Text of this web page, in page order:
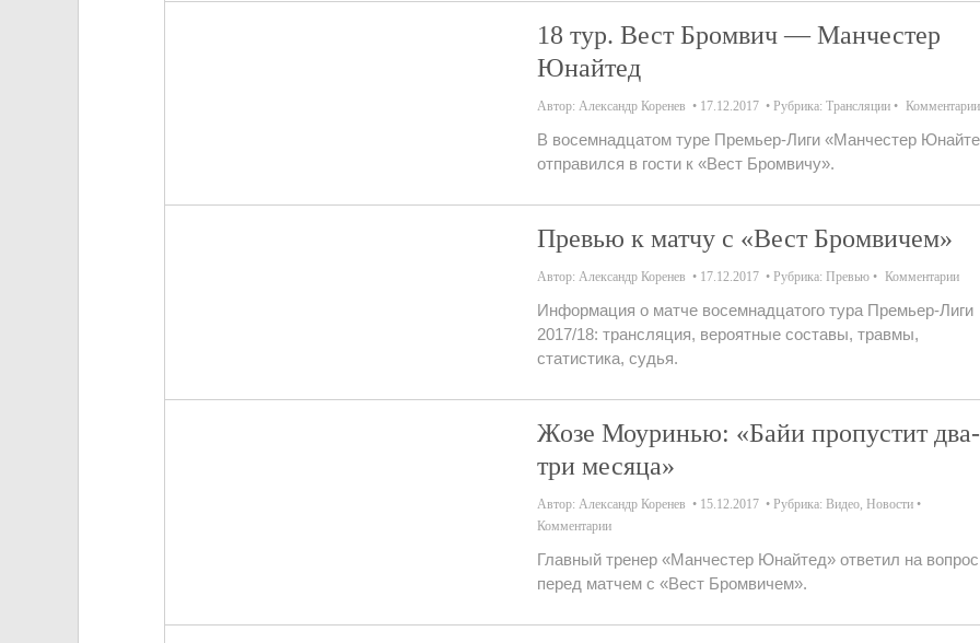
18 тур. Вест Бромвич — Манчестер
Юнайтед
Автор: Александр Коренев 17.12.2017 Рубрика: Трансляции Комментарии
В восемнадцатом туре Премьер-Лиги «Манчестер
отправился в гости к «Вест Бромвичу».
Превью к матчу с «Вест Бромвичем»
Автор: Александр Коренев 17.12.2017 Рубрика: Превью Комментарии
Информация о матче восемнадцатого тура Премьер-Лиги
2017/18: трансляция, вероятные составы, травмы,
статистика, судья.
Жозе Моуринью: «Байи пропустит два-
три месяца»
Автор: Александр Коренев 15.12.2017 Рубрика: Видео, Новости
Комментарии
Главный тренер «Манчестер Юнайтед» ответил на
перед матчем с «Вест Бромвичем».